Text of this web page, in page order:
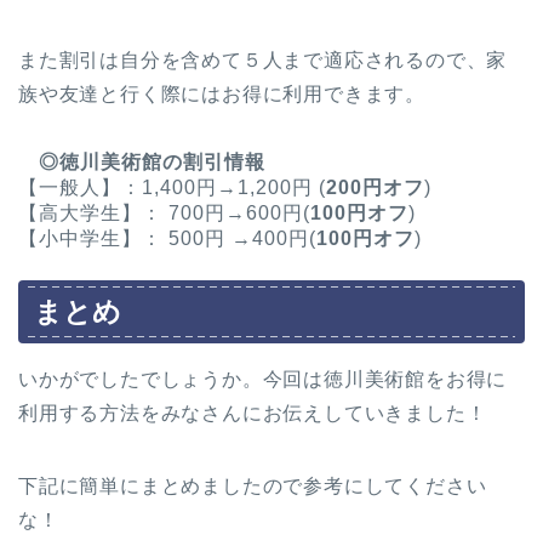
また割引は自分を含めて５人まで適応されるので、家
族や友達と行く際にはお得に利用できます。
◎徳川美術館の割引情報
【一般人】：1,400円→1,200円 (200円オフ)
【高大学生】： 700円→600円(100円オフ)
【小中学生】： 500円 →400円(100円オフ)
まとめ
いかがでしたでしょうか。今回は徳川美術館をお得に
利用する方法をみなさんにお伝えしていきました！
下記に簡単にまとめましたので参考にしてください
な！